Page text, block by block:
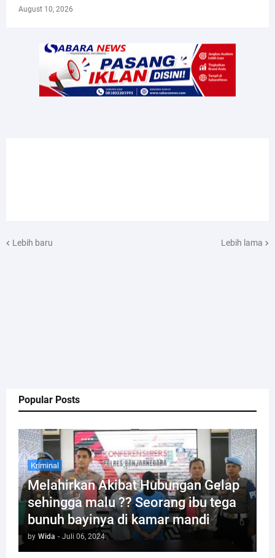
Popular Posts
Kriminal
Melahirkan Akibat Hubungan Gelap
sehingga malu ?? Seorang ibu tega
bunuh bayinya di kamar mandi
by Wida - Juli 06, 2024
August 10, 2026
Lebih baru Lebih lama